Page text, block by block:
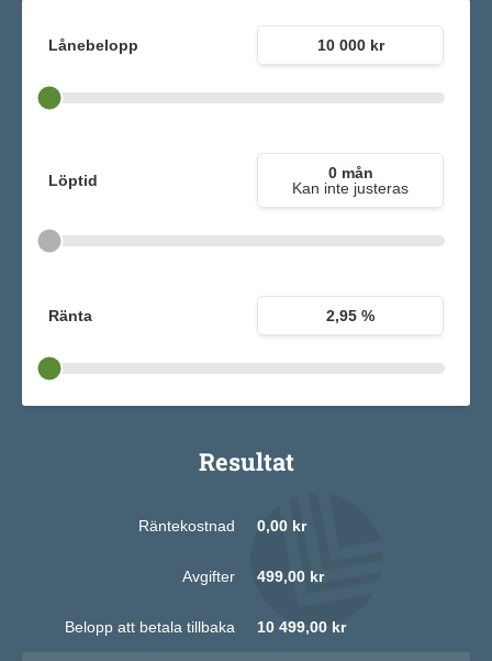
Lånebelopp 10 000 kr
Löptid
0 mån
Kan inte justeras
Ränta 2,95 %
Resultat
Räntekostnad 0,00 kr
Avgifter 499,00 kr
Belopp att betala tillbaka 10 499,00 kr